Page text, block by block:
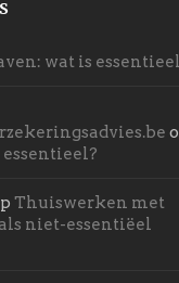
wat is
Thuiswerken met
niet-essentiëel